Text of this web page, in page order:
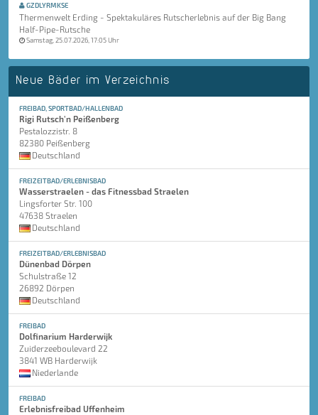
GZDLYRMKSE
Thermenwelt Erding - Spektakuläres Rutscherlebnis auf der Big Bang
Half-Pipe-Rutsche
Samstag, 25.07.2026, 17:05 Uhr
Neue Bäder im Verzeichnis
FREIBAD, SPORTBAD/HALLENBAD
Rigi Rutsch'n Peißenberg
Pestalozzistr. 8
82380 Peißenberg
Deutschland
FREIZEITBAD/ERLEBNISBAD
Wasserstraelen - das Fitnessbad Straelen
Lingsforter Str. 100
47638 Straelen
Deutschland
FREIZEITBAD/ERLEBNISBAD
Dünenbad Dörpen
Schulstraße 12
26892 Dörpen
Deutschland
FREIBAD
Dolfinarium Harderwijk
Zuiderzeeboulevard 22
3841 WB Harderwijk
Niederlande
FREIBAD
Erlebnisfreibad Uffenheim